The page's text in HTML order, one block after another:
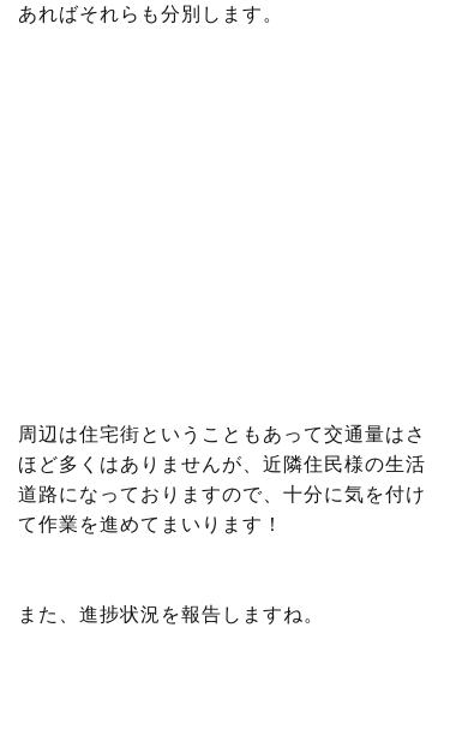
あればそれらも分別します。
周辺は住宅街ということもあって交通量はさ
ほど多くはありませんが、近隣住民様の生活
道路になっておりますので、十分に気を付け
て作業を進めてまいります！
また、進捗状況を報告しますね。